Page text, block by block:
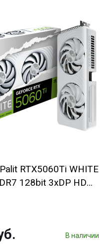
RTX5060Ti WHITE
128bit 3xDP HDMI
В наличии